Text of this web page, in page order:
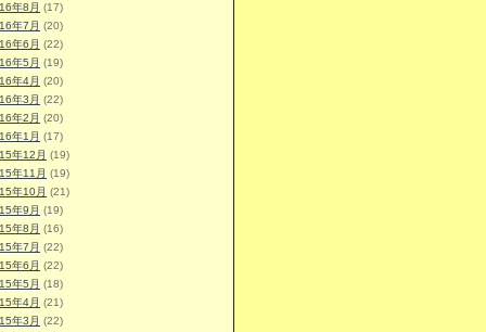
年8月 (17)
年7月 (20)
年6月 (22)
年5月 (19)
年4月 (20)
年3月 (22)
年2月 (20)
年1月 (17)
年12月 (19)
年11月 (19)
年10月 (21)
年9月 (19)
年8月 (16)
年7月 (22)
年6月 (22)
年5月 (18)
年4月 (21)
年3月 (22)